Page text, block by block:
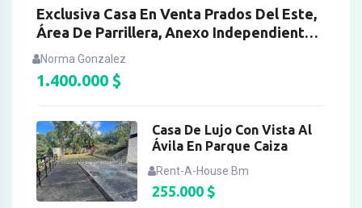
Exclusiva Casa En Venta Prados Del Este,
Área De Parrillera, Anexo Independiente,
Planta Eléctrica Y Gimnasio
Norma Gonzalez
1.400.000 $
Casa De Lujo Con Vista Al
Ávila En Parque Caiza
Rent-A-House Bm
255.000$